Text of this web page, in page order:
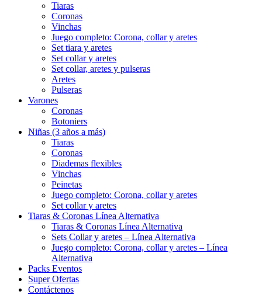
Tiaras
Coronas
Vinchas
Juego completo: Corona, collar y aretes
Set tiara y aretes
Set collar y aretes
Set collar, aretes y pulseras
Aretes
Pulseras
Varones
Coronas
Botoniers
Niñas (3 años a más)
Tiaras
Coronas
Diademas flexibles
Vinchas
Peinetas
Juego completo: Corona, collar y aretes
Set collar y aretes
Tiaras & Coronas Línea Alternativa
Tiaras & Coronas Línea Alternativa
Sets Collar y aretes – Línea Alternativa
Juego completo: Corona, collar y aretes – Línea
Alternativa
Packs Eventos
Super Ofertas
Contáctenos